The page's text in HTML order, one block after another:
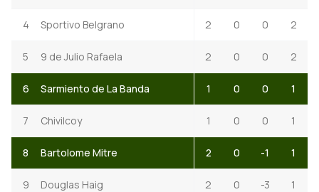
4 Sportivo Belgrano 2 0 0 2
5 9 de Julio Rafaela 2 0 0 2
6 Sarmiento de La Banda 1 0 0 1
7 Chivilcoy 1 0 0 1
8 Bartolome Mitre 2 0 -1 1
9 Douglas Haig 2 0 -3 1